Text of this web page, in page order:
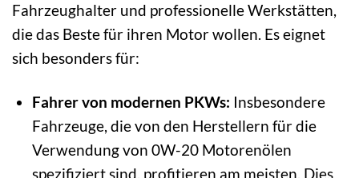
Fahrzeughalter und professionelle Werkstätten,
die das Beste für ihren Motor wollen. Es eignet
sich besonders für:
Fahrer von modernen PKWs: Insbesondere
Fahrzeuge, die von den Herstellern für die
Verwendung von 0W-20 Motorenölen
spezifiziert sind, profitieren am meisten. Dies